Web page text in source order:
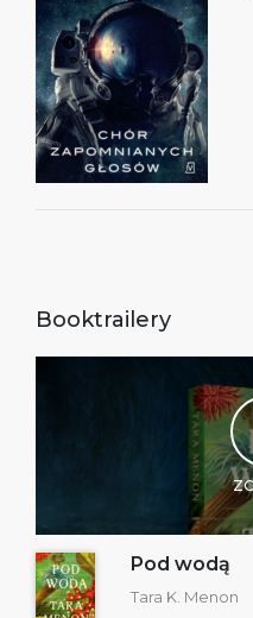
Booktrailery
Pod wodą
Tara K. Menon